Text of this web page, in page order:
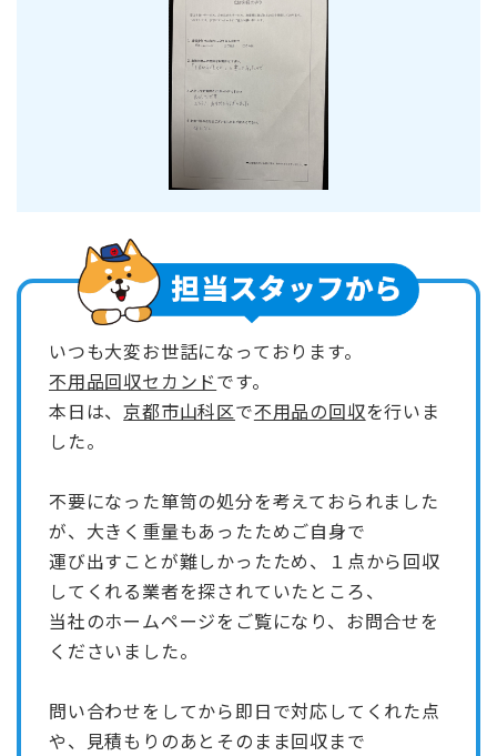
いつも大変お世話になっております。
不用品回収セカンドです。
本日は、京都市山科区で不用品の回収を行いま
した。
不要になった箪笥の処分を考えておられました
が、大きく重量もあったためご自身で
運び出すことが難しかったため、１点から回収
してくれる業者を探されていたところ、
当社のホームページをご覧になり、お問合せを
くださいました。
問い合わせをしてから即日で対応してくれた点
や、見積もりのあとそのまま回収まで